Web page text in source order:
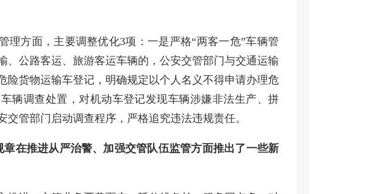
理方面，主要调整优化3项：一是严格“两客一危”车辆管
、公路客运、旅游客运车辆的，公安交管部门与交通运输
险货物运输车登记，明确规定以个人名义不得申请办理危
辆调查处置，对机动车登记发现车辆涉嫌非法生产、拼
管部门启动调查程序，严格追究违法违规责任。
章在推进从严治警、加强交管队伍监管方面推出了一些新